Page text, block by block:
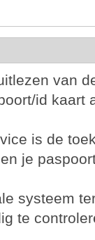
van
id kaart
is de
je
systeem
te